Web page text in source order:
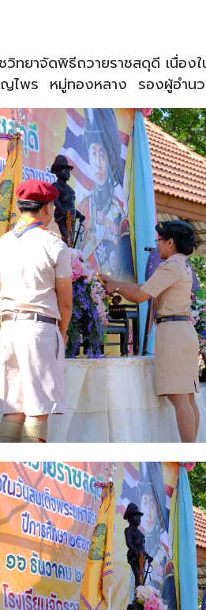
วิทยาจัดพิธีถวายราชสดุดี เนื่อง
พร หมู่ทองหลาง รองผู้อำนวย